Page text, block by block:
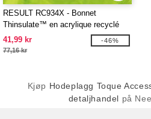
RESULT RC934X - Bonnet
Thinsulate™ en acrylique recyclé
41,99 kr
77,16 kr
-46%
Kjøp Hodeplagg Toque
detaljhandel på